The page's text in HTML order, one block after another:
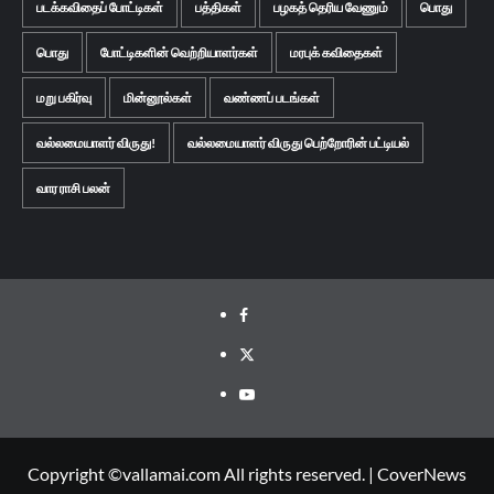
படக்கவிதைப் போட்டிகள் பத்திகள் பழகத் தெரிய வேணும் பொது
பொது போட்டிகளின் வெற்றியாளர்கள் மரபுக் கவிதைகள்
மறு பகிர்வு மின்னூல்கள் வண்ணப் படங்கள்
வல்லமையாளர் விருது! வல்லமையாளர் விருது பெற்றோரின் பட்டியல்
வார ராசி பலன்
Facebook
Twitter
Youtube
Copyright ©vallamai.com All rights reserved. | CoverNews